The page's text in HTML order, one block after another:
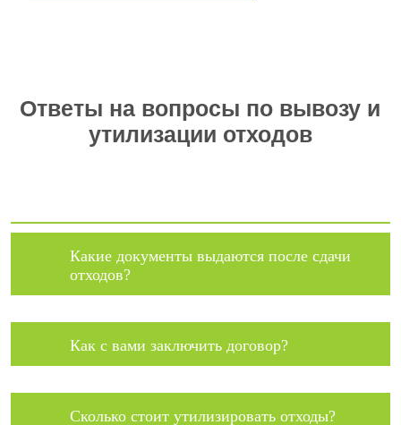
Ответы на вопросы по вывозу и
утилизации отходов
Какие документы выдаются после сдачи
отходов?
Как с вами заключить договор?
Сколько стоит утилизировать отходы?